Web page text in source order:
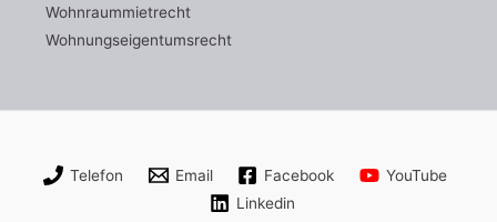
Wohnraummietrecht
Wohnungseigentumsrecht
Telefon Email Facebook
YouTube
Linkedin